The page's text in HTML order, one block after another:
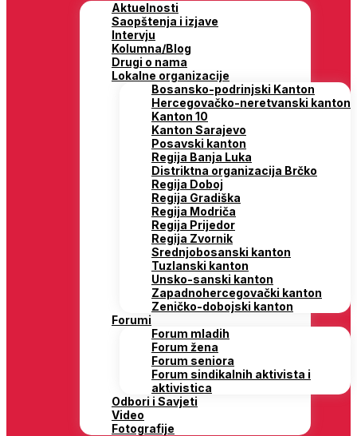
Aktuelnosti
Saopštenja i izjave
Intervju
Kolumna/Blog
Drugi o nama
Lokalne organizacije
Bosansko-podrinjski Kanton
Hercegovačko-neretvanski kanton
Kanton 10
Kanton Sarajevo
Posavski kanton
Regija Banja Luka
Distriktna organizacija Brčko
Regija Doboj
Regija Gradiška
Regija Modriča
Regija Prijedor
Regija Zvornik
Srednjobosanski kanton
Tuzlanski kanton
Unsko-sanski kanton
Zapadnohercegovački kanton
Zeničko-dobojski kanton
Forumi
Forum mladih
Forum žena
Forum seniora
Forum sindikalnih aktivista i
aktivistica
Odbori i Savjeti
Video
Fotografije